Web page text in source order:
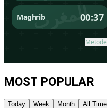
MOST POPULAR
Today Week Month All Time